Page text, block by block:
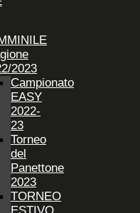
2023
Campionato
EASY
2022-
23
Torneo
del
Panettone
2023
TORNEO